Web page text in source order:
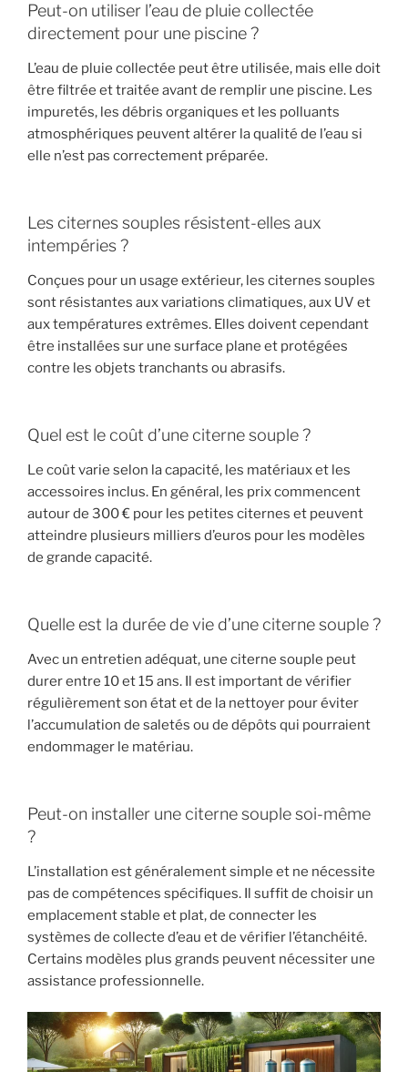
Peut-on utiliser l’eau de pluie collectée
directement pour une piscine ?
L’eau de pluie collectée peut être utilisée, mais elle doit
être filtrée et traitée avant de remplir une piscine. Les
impuretés, les débris organiques et les polluants
atmosphériques peuvent altérer la qualité de l’eau si
elle n’est pas correctement préparée.
Les citernes souples résistent-elles aux
intempéries ?
Conçues pour un usage extérieur, les citernes souples
sont résistantes aux variations climatiques, aux UV et
aux températures extrêmes. Elles doivent cependant
être installées sur une surface plane et protégées
contre les objets tranchants ou abrasifs.
Quel est le coût d’une citerne souple ?
Le coût varie selon la capacité, les matériaux et les
accessoires inclus. En général, les prix commencent
autour de 300 € pour les petites citernes et peuvent
atteindre plusieurs milliers d’euros pour les modèles
de grande capacité.
Quelle est la durée de vie d’une citerne souple ?
Avec un entretien adéquat, une citerne souple peut
durer entre 10 et 15 ans. Il est important de vérifier
régulièrement son état et de la nettoyer pour éviter
l’accumulation de saletés ou de dépôts qui pourraient
endommager le matériau.
Peut-on installer une citerne souple soi-même
?
L’installation est généralement simple et ne nécessite
pas de compétences spécifiques. Il suffit de choisir un
emplacement stable et plat, de connecter les
systèmes de collecte d’eau et de vérifier l’étanchéité.
Certains modèles plus grands peuvent nécessiter une
assistance professionnelle.